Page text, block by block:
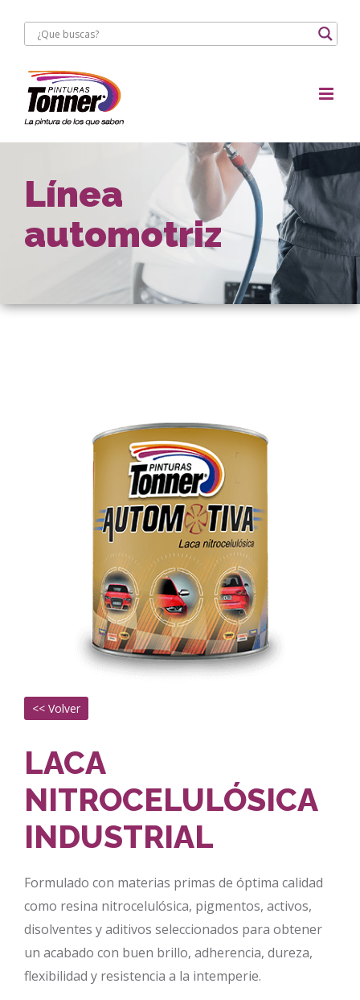
Línea
automotriz
LACA
NITROCELULÓSICA
INDUSTRIAL
Formulado con materias primas de óptima calidad
como resina nitrocelulósica, pigmentos, activos,
disolventes y aditivos seleccionados para obtener
un acabado con buen brillo, adherencia, dureza,
flexibilidad y resistencia a la intemperie.